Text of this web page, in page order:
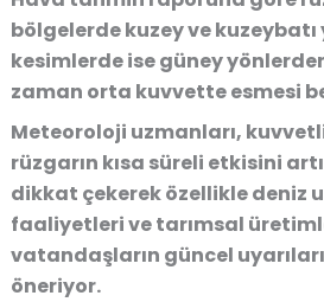
bölgelerde kuzey ve
kesimlerde ise güney
zaman orta kuvvette esmesi
Meteoroloji uzmanları,
rüzgarın kısa süreli etkisini
dikkat çekerek özellikle deniz
faaliyetleri ve tarımsal
vatandaşların güncel
öneriyor.